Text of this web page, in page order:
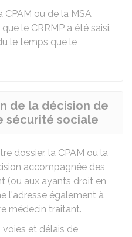
CPAM ou de la MSA
le CRRMP a été saisi.
le temps que le
de la décision de
sécurité sociale
dossier, la CPAM ou la
accompagnée des
(ou aux ayants droit en
l'adresse également à
médecin traitant.
et délais de